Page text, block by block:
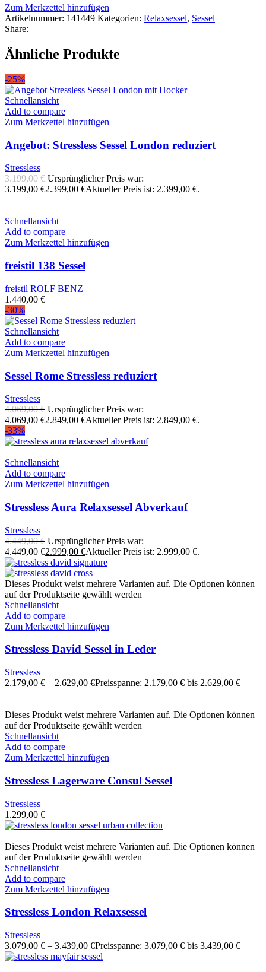
Zum Merkzettel hinzufügen
Artikelnummer: 141449 Kategorien: Relaxsessel, Sessel
Share:
Ähnliche Produkte
-25%
Schnellansicht
Add to compare
Zum Merkzettel hinzufügen
Angebot: Stressless Sessel London reduziert
Stressless
3.199,00€ Ursprünglicher Preis war:
3.199,00 €2.399,00 €Aktueller Preis ist: 2.399,00 €.
Schnellansicht
Add to compare
Zum Merkzettel hinzufügen
freistil 138 Sessel
freistil ROLF BENZ
1.440,00 €
-30%
Schnellansicht
Add to compare
Zum Merkzettel hinzufügen
Sessel Rome Stressless reduziert
Stressless
4.069,00€ Ursprünglicher Preis war:
4.069,00 €2.849,00 €Aktueller Preis ist: 2.849,00 €.
-33%
Schnellansicht
Add to compare
Zum Merkzettel hinzufügen
Stressless Aura Relaxsessel Abverkauf
Stressless
4.449,00€ Ursprünglicher Preis war:
4.449,00 €2.999,00 €Aktueller Preis ist: 2.999,00 €.
Dieses Produkt weist mehrere Varianten auf. Die Optionen können
auf der Produktseite gewählt werden
Schnellansicht
Add to compare
Zum Merkzettel hinzufügen
Stressless David Sessel in Leder
Stressless
2.179,00 € – 2.629,00 €Preisspanne: 2.179,00 € bis 2.629,00 €
Dieses Produkt weist mehrere Varianten auf. Die Optionen können
auf der Produktseite gewählt werden
Schnellansicht
Add to compare
Zum Merkzettel hinzufügen
Stressless Lagerware Consul Sessel
Stressless
1.299,00 €
Dieses Produkt weist mehrere Varianten auf. Die Optionen können
auf der Produktseite gewählt werden
Schnellansicht
Add to compare
Zum Merkzettel hinzufügen
Stressless London Relaxsessel
Stressless
3.079,00 € – 3.439,00 €Preisspanne: 3.079,00 € bis 3.439,00 €